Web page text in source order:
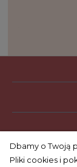
Dbamy o Twoją
Pliki cookies i